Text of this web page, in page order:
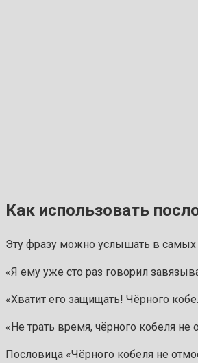
Как использовать
Эту фразу можно услышать в самых
«Я ему уже сто раз говорил
«Хватит его защищать! Чёрного
«Не трать время, чёрного кобеля
Пословица «Чёрного кобеля не